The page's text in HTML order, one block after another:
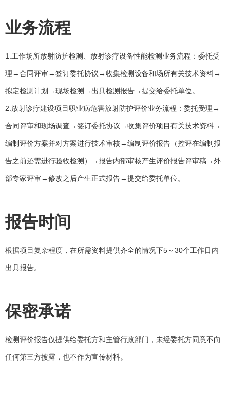
业务流程
1.工作场所放射防护检测、放射诊疗设备性能检测业务流程：委托受
理→合同评审→签订委托协议→收集检测设备和场所有关技术资料→
拟定检测计划→现场检测→出具检测报告→提交给委托单位。
2.放射诊疗建设项目职业病危害放射防护评价业务流程：委托受理→
合同评审和现场调查→签订委托协议→收集评价项目有关技术资料→
编制评价方案并对方案进行技术审核→编制评价报告（控评在编制报
告之前还需进行验收检测）→报告内部审核产生评价报告评审稿→外
部专家评审→修改之后产生正式报告→提交给委托单位。
报告时间
根据项目复杂程度，在所需资料提供齐全的情况下5～30个工作日内
出具报告。
保密承诺
检测评价报告仅提供给委托方和主管行政部门，未经委托方同意不向
任何第三方披露，也不作为宣传材料。